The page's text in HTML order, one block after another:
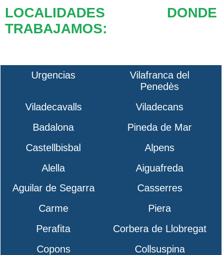
LOCALIDADES DONDE
TRABAJAMOS:
Urgencias
Vilafranca del
Penedès
Viladecavalls
Viladecans
Badalona
Pineda de Mar
Castellbisbal
Alpens
Alella
Aiguafreda
Aguilar de Segarra
Casserres
Carme
Piera
Perafita
Corbera de Llobregat
Copons
Collsuspina